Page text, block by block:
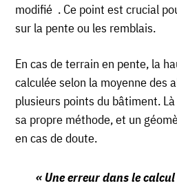
modifié . Ce point est crucial
sur la pente ou les remblais.
En cas de terrain en pente, la
calculée selon la moyenne des
plusieurs points du bâtiment.
sa propre méthode, et un
en cas de doute.
« Une erreur dans le